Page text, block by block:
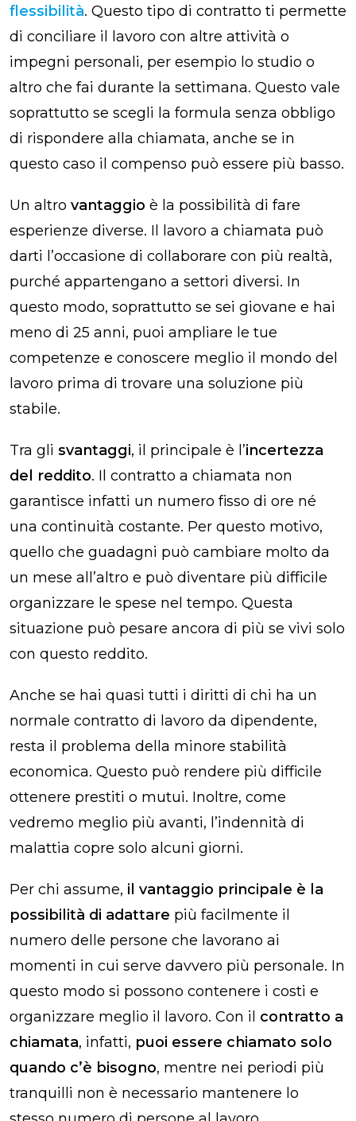
flessibilità. Questo tipo di contratto ti permette
di conciliare il lavoro con altre attività o
impegni personali, per esempio lo studio o
altro che fai durante la settimana. Questo vale
soprattutto se scegli la formula senza obbligo
di rispondere alla chiamata, anche se in
questo caso il compenso può essere più basso.
Un altro vantaggio è la possibilità di fare
esperienze diverse. Il lavoro a chiamata può
darti l’occasione di collaborare con più realtà,
purché appartengano a settori diversi. In
questo modo, soprattutto se sei giovane e hai
meno di 25 anni, puoi ampliare le tue
competenze e conoscere meglio il mondo del
lavoro prima di trovare una soluzione più
stabile.
Tra gli svantaggi, il principale è l’incertezza
del reddito. Il contratto a chiamata non
garantisce infatti un numero fisso di ore né
una continuità costante. Per questo motivo,
quello che guadagni può cambiare molto da
un mese all’altro e può diventare più difficile
organizzare le spese nel tempo. Questa
situazione può pesare ancora di più se vivi solo
con questo reddito.
Anche se hai quasi tutti i diritti di chi ha un
normale contratto di lavoro da dipendente,
resta il problema della minore stabilità
economica. Questo può rendere più difficile
ottenere prestiti o mutui. Inoltre, come
vedremo meglio più avanti, l’indennità di
malattia copre solo alcuni giorni.
Per chi assume, il vantaggio principale è la
possibilità di adattare più facilmente il
numero delle persone che lavorano ai
momenti in cui serve davvero più personale. In
questo modo si possono contenere i costi e
organizzare meglio il lavoro. Con il contratto a
chiamata, infatti, puoi essere chiamato solo
quando c’è bisogno, mentre nei periodi più
tranquilli non è necessario mantenere lo